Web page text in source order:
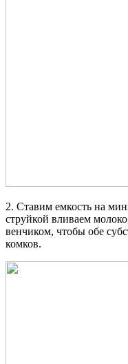
2. Ставим емкость на
струйкой вливаем
венчиком, чтобы обе
комков.